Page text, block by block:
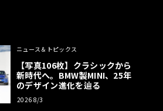
ニュース＆トピックス
【写真106枚】クラシックから
新時代へ。BMW製MINI、25年
のデザイン進化を辿る
2026 8/3